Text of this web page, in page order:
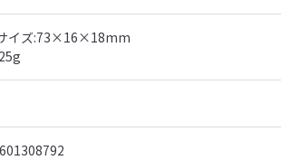
イズ:73×16×18mm